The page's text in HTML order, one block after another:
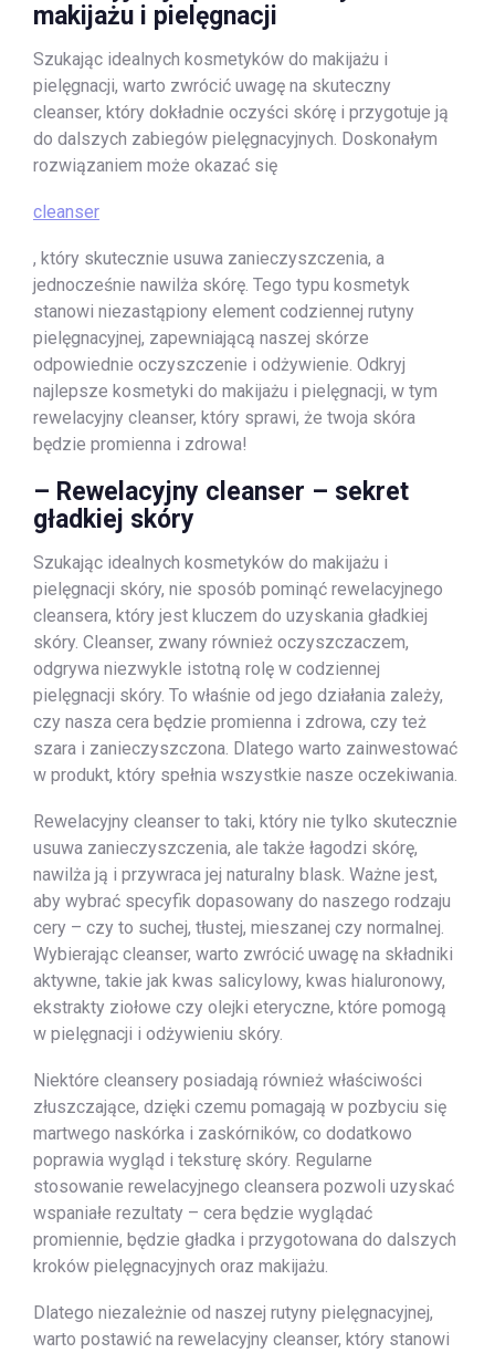
makijażu i pielęgnacji
Szukając idealnych kosmetyków do makijażu i
pielęgnacji, warto zwrócić uwagę na skuteczny
cleanser, który dokładnie oczyści skórę i przygotuje ją
do dalszych zabiegów pielęgnacyjnych. Doskonałym
rozwiązaniem może okazać się
cleanser
, który skutecznie usuwa zanieczyszczenia, a
jednocześnie nawilża skórę. Tego typu kosmetyk
stanowi niezastąpiony element codziennej rutyny
pielęgnacyjnej, zapewniającą naszej skórze
odpowiednie oczyszczenie i odżywienie. Odkryj
najlepsze kosmetyki do makijażu i pielęgnacji, w tym
rewelacyjny cleanser, który sprawi, że twoja skóra
będzie promienna i zdrowa!
– Rewelacyjny cleanser – sekret
gładkiej skóry
Szukając idealnych kosmetyków do makijażu i
pielęgnacji skóry, nie sposób pominąć rewelacyjnego
cleansera, który jest kluczem do uzyskania gładkiej
skóry. Cleanser, zwany również oczyszczaczem,
odgrywa niezwykle istotną rolę w codziennej
pielęgnacji skóry. To właśnie od jego działania zależy,
czy nasza cera będzie promienna i zdrowa, czy też
szara i zanieczyszczona. Dlatego warto zainwestować
w produkt, który spełnia wszystkie nasze oczekiwania.
Rewelacyjny cleanser to taki, który nie tylko skutecznie
usuwa zanieczyszczenia, ale także łagodzi skórę,
nawilża ją i przywraca jej naturalny blask. Ważne jest,
aby wybrać specyfik dopasowany do naszego rodzaju
cery – czy to suchej, tłustej, mieszanej czy normalnej.
Wybierając cleanser, warto zwrócić uwagę na składniki
aktywne, takie jak kwas salicylowy, kwas hialuronowy,
ekstrakty ziołowe czy olejki eteryczne, które pomogą
w pielęgnacji i odżywieniu skóry.
Niektóre cleansery posiadają również właściwości
złuszczające, dzięki czemu pomagają w pozbyciu się
martwego naskórka i zaskórników, co dodatkowo
poprawia wygląd i teksturę skóry. Regularne
stosowanie rewelacyjnego cleansera pozwoli uzyskać
wspaniałe rezultaty – cera będzie wyglądać
promiennie, będzie gładka i przygotowana do dalszych
kroków pielęgnacyjnych oraz makijażu.
Dlatego niezależnie od naszej rutyny pielęgnacyjnej,
warto postawić na rewelacyjny cleanser, który stanowi